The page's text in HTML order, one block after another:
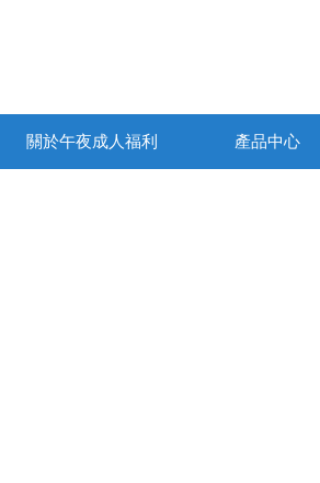
關於午夜成人福利 產品中心